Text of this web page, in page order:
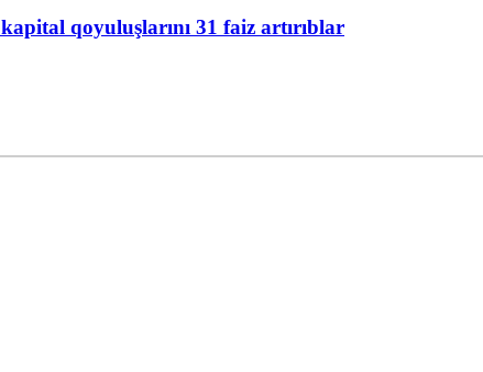
qoyuluşlarını 31 faiz artırıblar